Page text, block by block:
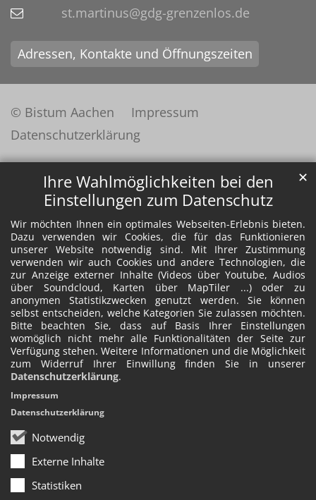
Ihre Wahlmöglichkeiten bei den
Einstellungen zum Datenschutz
Wir möchten Ihnen ein optimales Webseiten-Erlebnis bieten.
Dazu verwenden wir Cookies, die für das Funktionieren
unserer Website notwendig sind. Mit Ihrer Zustimmung
verwenden wir auch Cookies und andere Technologien, die
zur Anzeige externer Inhalte (Videos über Youtube, Audios
über Soundcloud, Karten über MapTiler ...) oder zu
anonymen Statistikzwecken genutzt werden. Sie können
selbst entscheiden, welche Kategorien Sie zulassen möchten.
Bitte beachten Sie, dass auf Basis Ihrer Einstellungen
womöglich nicht mehr alle Funktionalitäten der Seite zur
Verfügung stehen. Weitere Informationen und die Möglichkeit
zum Widerruf Ihrer Einwillung finden Sie in unserer
Datenschutzerklärung.
Notwendig
Externe Inhalte
Statistiken
✕
Impressum
Datenschutzerklärung
st.martinus@gdg-grenzenlos.de
Adressen, Kontakte und Öffnungszeiten
© Bistum Aachen
Impressum
Datenschutzerklärung